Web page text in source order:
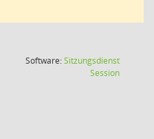
Software:Sitzungsdienst
Session(Wird in